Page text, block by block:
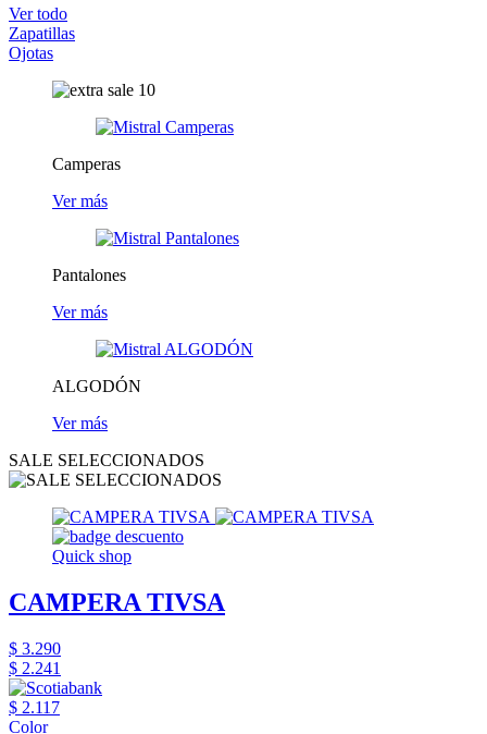
Ver todo
Zapatillas
Ojotas
Camperas
Ver más
Pantalones
Ver más
ALGODÓN
Ver más
SALE SELECCIONADOS
Quick shop
CAMPERA TIVSA
$ 3.290
$ 2.241
$ 2.117
Color